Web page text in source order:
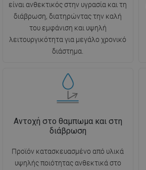
είναι ανθεκτικός στην υγρασία και τη
διάβρωση, διατηρώντας την καλή
του εμφάνιση και υψηλή
λειτουργικότητα για μεγάλο χρονικό
διάστημα.
Αντοχή στο θαμπωμα και στη
διάβρωση
Προϊόν κατασκευασμένο από υλικά
υψηλής ποιότητας ανθεκτικά στο